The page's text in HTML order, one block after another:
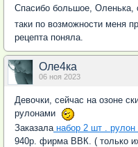
Спасибо большое, Оленька,
таки по возможности меня
рецепта поняла.
Оле4ка
06 ноя 2023
Девочки, сейчас на озоне
рулонами
Заказала набор 2 шт .
940р. фирма ВВК. ( только